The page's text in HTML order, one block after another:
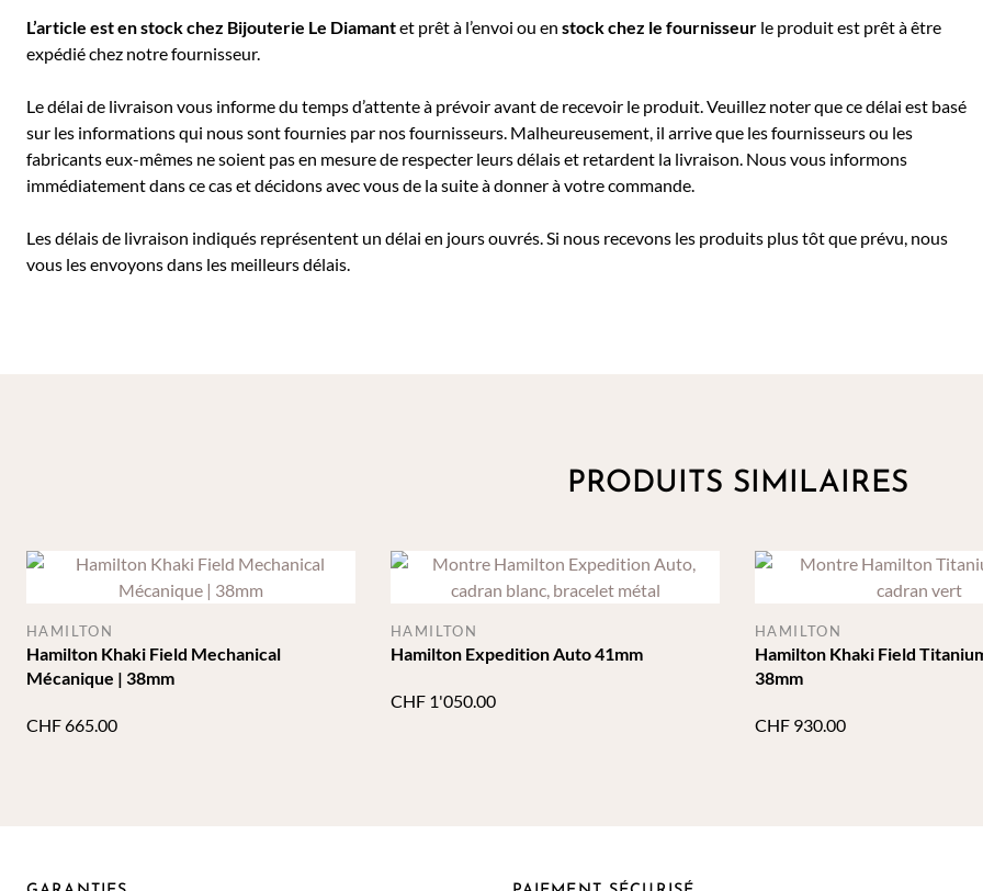
L’article est en stock chez Bijouterie Le Diamantet prêt à l’envoi ou en stock chez le fournisseur le produit est prêt à être
expédié chez notre fournisseur.
Le délai de livraison vous informe du temps d’attente à prévoir avant de recevoir le produit. Veuillez noter que ce délai est basé
sur les informations qui nous sont fournies par nos fournisseurs. Malheureusement, il arrive que les fournisseurs ou les
fabricants eux-mêmes ne soient pas en mesure de respecter leurs délais et retardent la livraison. Nous vous informons
immédiatement dans ce cas et décidons avec vous de la suite à donner à votre commande.
Les délais de livraison indiqués représentent un délai en jours ouvrés. Si nous recevons les produits plus tôt que prévu, nous
vous les envoyons dans les meilleurs délais.
PRODUITS SIMILAIRES
Hamilton Khaki Field Mechanical
Mécanique | 38mm
HAMILTON
CHF665.00
Hamilton Expedition Auto 41mm
HAMILTON
CHF 1'050.00
Hamilton Khaki Field
38mm
HAMILTON
CHF 930.00